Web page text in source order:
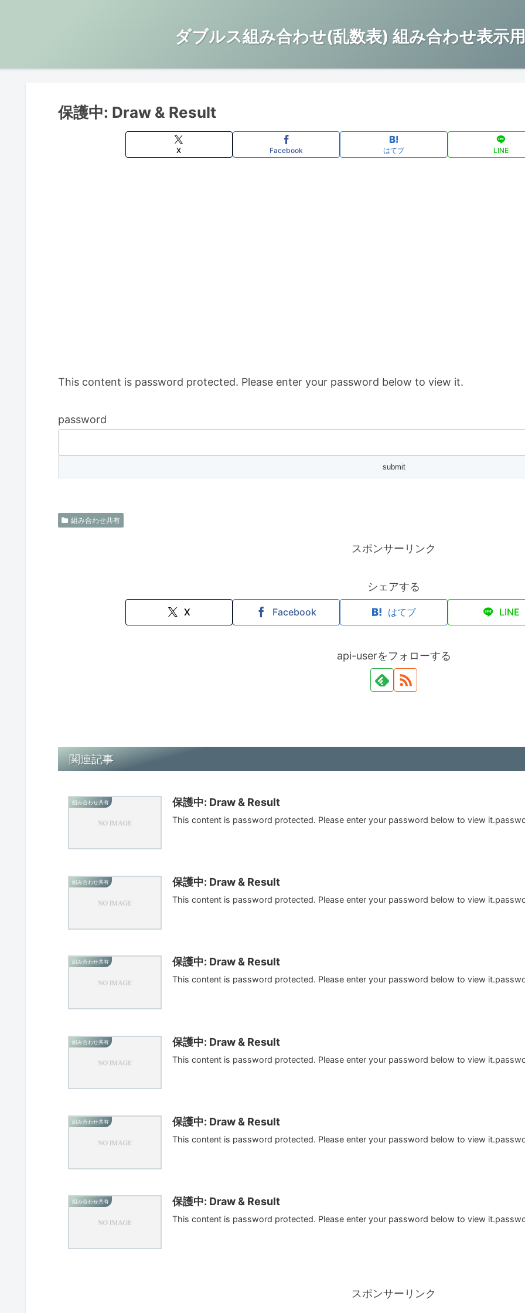
ダブルス組み合わせ(乱数表) 組み合わせ表示
保護中: Draw & Result
X Facebook はてブ LINE
This content is password protected. Please enter your password below to view it.
password
組み合わせ共有
スポンサーリンク
シェアする
X Facebook はてブ LINE
api-userをフォローする
関連記事
組み合わせ共有 保護中: Draw & Result
This content is password protected. Please enter your password below to view
組み合わせ共有 保護中: Draw & Result
This content is password protected. Please enter your password below to view
組み合わせ共有 保護中: Draw & Result
This content is password protected. Please enter your password below to view
組み合わせ共有 保護中: Draw & Result
This content is password protected. Please enter your password below to view
組み合わせ共有 保護中: Draw & Result
This content is password protected. Please enter your password below to view
組み合わせ共有 保護中: Draw & Result
This content is password protected. Please enter your password below to view
スポンサーリンク